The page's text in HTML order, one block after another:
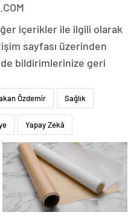
içerikler ile ilgili olarak
sayfası üzerinden
bildirimlerinize geri
Özdemir Sağlık
Yapay Zekâ